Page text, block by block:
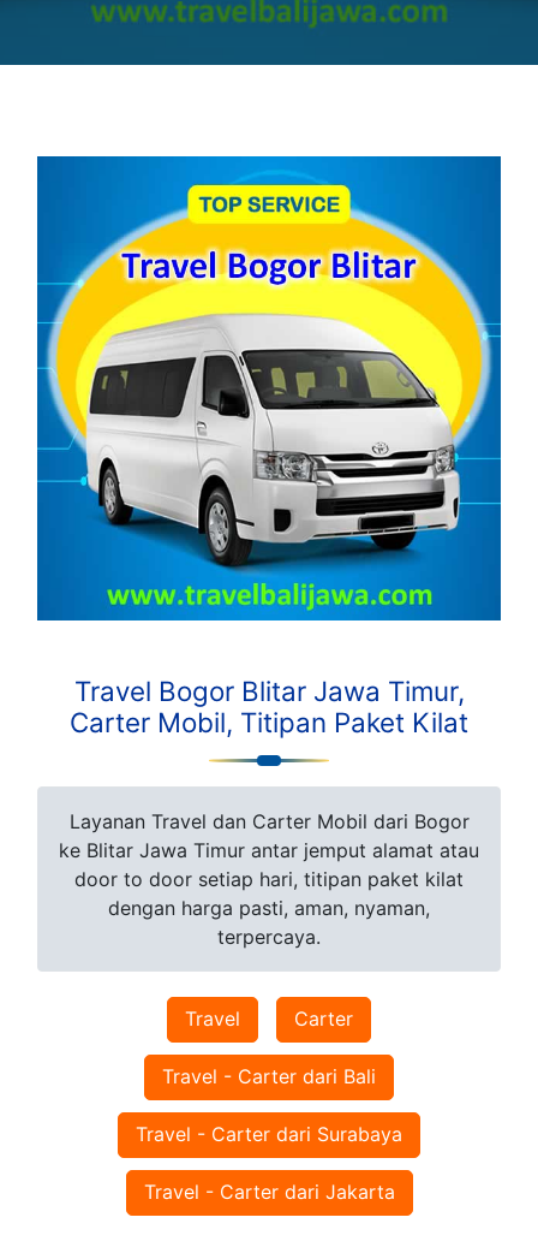
Travel Bogor Blitar Jawa Timur,
Carter Mobil, Titipan Paket Kilat
Layanan Travel dan Carter Mobil dari Bogor
ke Blitar Jawa Timur antar jemput alamat atau
door to door setiap hari, titipan paket kilat
dengan harga pasti, aman, nyaman,
terpercaya.
Travel Carter
Travel - Carter dari Bali
Travel - Carter dari Surabaya
Travel - Carter dari Jakarta